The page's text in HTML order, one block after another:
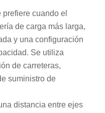
cuando el
de carga más larga,
y una configuración
Se utiliza
de carreteras,
suministro de
distancia entre ejes